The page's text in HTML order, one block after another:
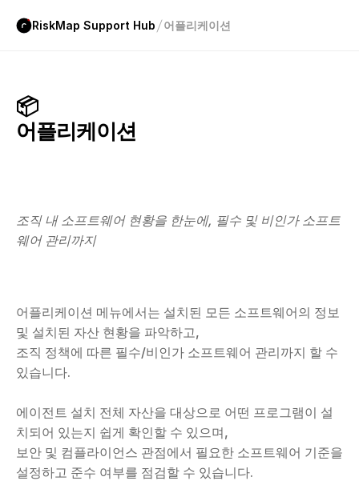
RiskMap Support Hub 어플리케이션
📦
어플리케이션
조직 내 소프트웨어 현황을 한눈에, 필수 및 비인가 소프트
웨어 관리까지
어플리케이션 메뉴에서는 설치된 모든 소프트웨어의 정보
및 설치된 자산 현황을 파악하고,
조직 정책에 따른 필수/비인가 소프트웨어 관리까지 할 수
있습니다.
에이전트 설치 전체 자산을 대상으로 어떤 프로그램이 설
치되어 있는지 쉽게 확인할 수 있으며,
보안 및 컴플라이언스 관점에서 필요한 소프트웨어 기준을
설정하고 준수 여부를 점검할 수 있습니다.